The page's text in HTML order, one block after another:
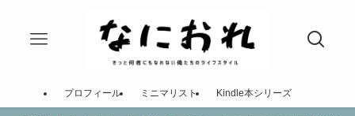
プロフィール ミニマリスト Kindle本シリーズ